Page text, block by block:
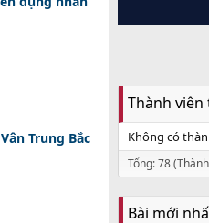
Trung Bắc
Thành
Không có
Tổng: 78
Bài mới